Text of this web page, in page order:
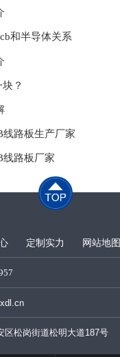
和半导体关系
？
线路板生产厂家
线路板厂家
定制实力 网站地图
区松岗街道松明大道187号